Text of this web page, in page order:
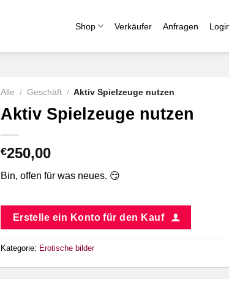
Shop Verkäufer Anfragen
Alle / Geschäft / Aktiv Spielzeuge nutzen
Aktiv Spielzeuge nutzen
€250,00
Bin, offen für was neues. 😏
Erstelle ein Konto für den Kauf
Kategorie: Erotische bilder